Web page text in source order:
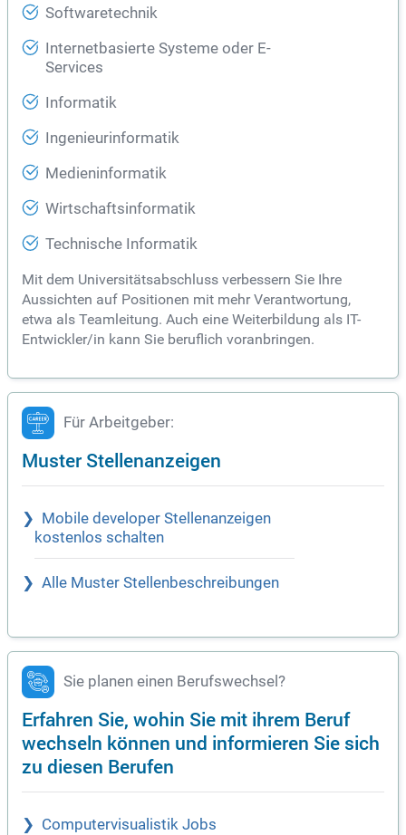
Softwaretechnik
Internetbasierte Systeme oder E-
Services
Informatik
Ingenieurinformatik
Medieninformatik
Wirtschaftsinformatik
Technische Informatik
Mit dem Universitätsabschluss verbessern Sie Ihre
Aussichten auf Positionen mit mehr Verantwortung,
etwa als Teamleitung. Auch eine Weiterbildung als IT-
Entwickler/in kann Sie beruflich voranbringen.
Für Arbeitgeber:
Muster Stellenanzeigen
Mobile developer Stellenanzeigen
kostenlos schalten
Alle Muster Stellenbeschreibungen
Sie planen einen Berufswechsel?
Erfahren Sie, wohin Sie mit ihrem Beruf
wechseln können und informieren Sie sich
zu diesen Berufen
Computervisualistik Jobs